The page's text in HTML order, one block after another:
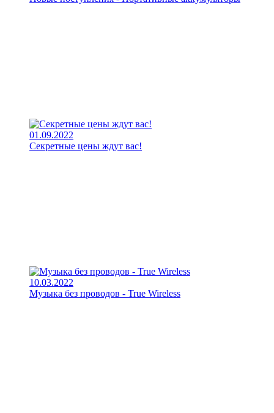
01.09.2022
Секретные цены ждут вас!
10.03.2022
Музыка без проводов - True Wireless